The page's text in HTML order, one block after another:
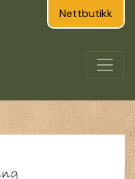
Nettbutikk